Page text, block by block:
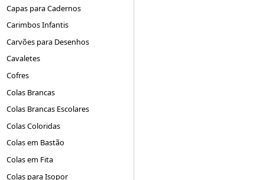
Capas para Cadernos
Carimbos Infantis
Carvões para Desenhos
Cavaletes
Cofres
Colas Brancas
Colas Brancas Escolares
Colas Coloridas
Colas em Bastão
Colas em Fita
Colas para Isopor